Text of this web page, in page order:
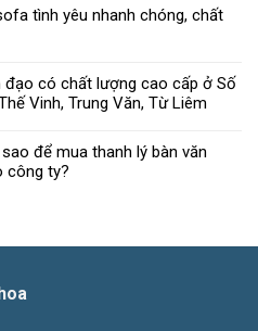
chọn
phòng
đạt
Khoa
nội
thất
chất
lượng
giá
tình yêu nhanh chóng, chất
đạo có chất lượng cao cấp ở Số
Vinh, Trung Văn, Từ Liêm
để mua thanh lý bàn văn
công ty?